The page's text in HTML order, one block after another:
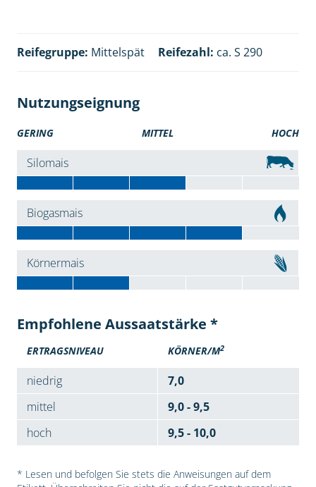
Reifegruppe: Mittelspät Reifezahl: ca. S 290
Nutzungseignung
GERING MITTEL HOCH
Silomais
Biogasmais
Körnermais
Empfohlene Aussaatstärke *
ERTRAGSNIVEAU KÖRNER/M2
niedrig
7,0
mittel
9,0 - 9,5
hoch
9,5 - 10,0
* Lesen und befolgen Sie stets die Anweisungen auf dem